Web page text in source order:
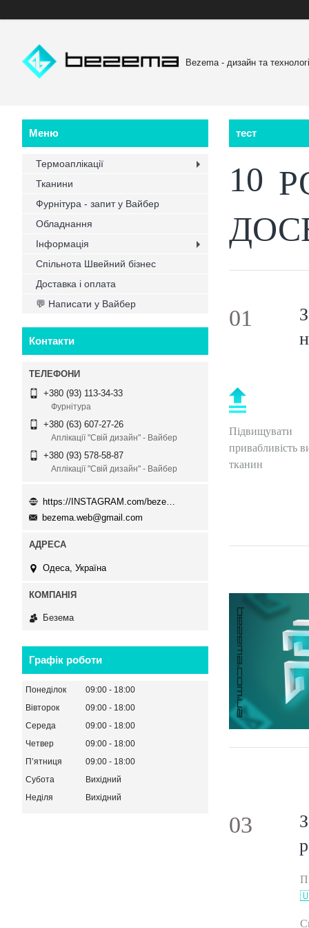
Bezema - дизайн та
тест
10
01
Підвищувати
привабливість
тканин
03
Термоаплікації
Тканини
Фурнітура - запит у Вайбер
Обладнання
Інформація
Спільнота Швейний бізнес
Доставка і оплата
💬 Написати у Вайбер
Контакти
+380 (93) 113-34-33
Фурнітура
+380 (63) 607-27-26
Аплікації "Свій дизайн" - Вайбер
+380 (93) 578-58-87
Аплікації "Свій дизайн" - Вайбер
bezema.web@gmail.com
Одеса, Україна
Безема
Графік роботи
Понеділок 09:00
18:00
Вівторок
09:00
18:00
Середа
09:00
18:00
Четвер
09:00
18:00
Пʼятниця
09:00
18:00
Субота
Вихідний
Неділя
Вихідний